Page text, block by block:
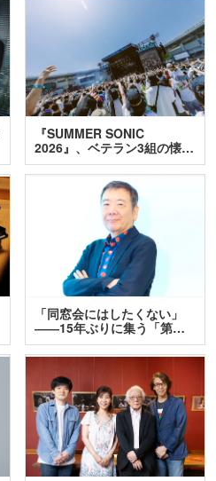
『SUMMER SONIC
2026』、ベテラン3組の懐…
「同窓会にはしたくない」
――15年ぶりに集う「第…